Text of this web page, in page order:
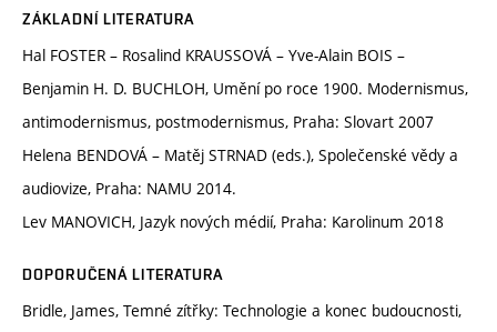
ZÁKLADNÍ LITERATURA
Hal FOSTER – Rosalind KRAUSSOVÁ – Yve-Alain BOIS –
Benjamin H. D. BUCHLOH, Umění po roce 1900. Modernismus,
antimodernismus, postmodernismus, Praha: Slovart 2007
Helena BENDOVÁ – Matěj STRNAD (eds.), Společenské vědy a
audiovize, Praha: NAMU 2014.
Lev MANOVICH, Jazyk nových médií, Praha: Karolinum 2018
DOPORUČENÁ LITERATURA
Bridle, James, Temné zítřky: Technologie a konec budoucnosti,